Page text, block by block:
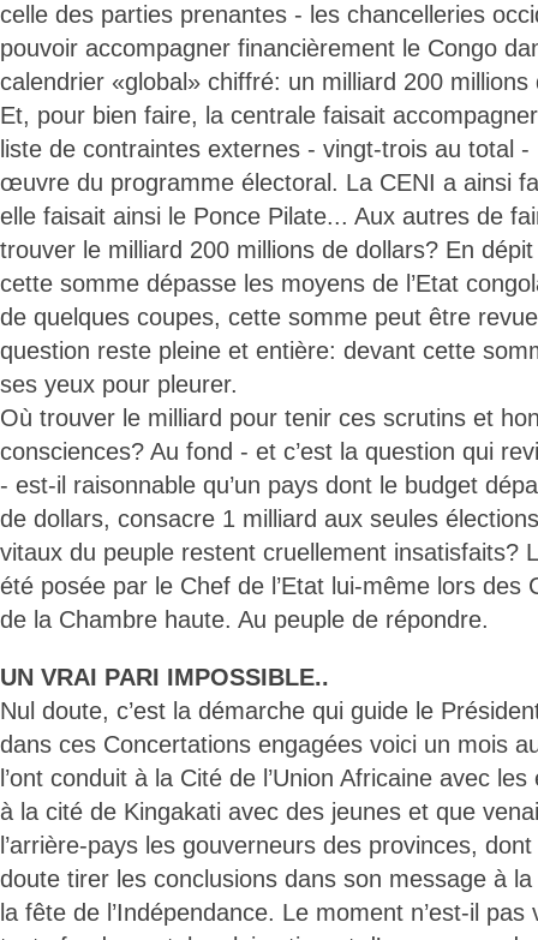
celle des parties prenantes - les chancelleries
pouvoir accompagner financièrement le Congo
calendrier «global» chiffré: un milliard 200
Et, pour bien faire, la centrale faisait
liste de contraintes externes - vingt-trois au total
œuvre du programme électoral. La CENI a ainsi
elle faisait ainsi le Ponce Pilate... Aux autres de
trouver le milliard 200 millions de dollars? En
cette somme dépasse les moyens de l’Etat
de quelques coupes, cette somme peut être
question reste pleine et entière: devant cette
ses yeux pour pleurer.
Où trouver le milliard pour tenir ces scrutins et
consciences? Au fond - et c’est la question qui
- est-il raisonnable qu’un pays dont le budget
de dollars, consacre 1 milliard aux seules
vitaux du peuple restent cruellement insatisfaits?
été posée par le Chef de l’Etat lui-même lors des
de la Chambre haute. Au peuple de répondre.
UN VRAI PARI IMPOSSIBLE..
Nul doute, c’est la démarche qui guide le
dans ces Concertations engagées voici un mois
l’ont conduit à la Cité de l’Union Africaine avec
à la cité de Kingakati avec des jeunes et que
l’arrière-pays les gouverneurs des provinces,
doute tirer les conclusions dans son message à la
la fête de l’Indépendance. Le moment n’est-il